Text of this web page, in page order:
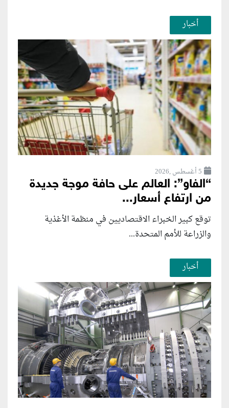
أخبار
5 أغسطس ,2026
“الفاو”: العالم على حافة موجة جديدة
من ارتفاع أسعار...
توقع كبير الخبراء الاقتصاديين في منظمة الأغذية
والزراعة للأمم المتحدة...
أخبار